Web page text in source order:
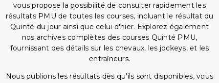
vous propose la possibilité de consulter rapidement les
résultats PMU de toutes les courses, incluant le résultat du
Quinté du jour ainsi que celui d'hier. Explorez également
nos archives complètes des courses Quinté PMU,
fournissant des détails sur les chevaux, les jockeys, et les
entraîneurs.
Nous publions les résultats dès qu'ils sont disponibles, vous